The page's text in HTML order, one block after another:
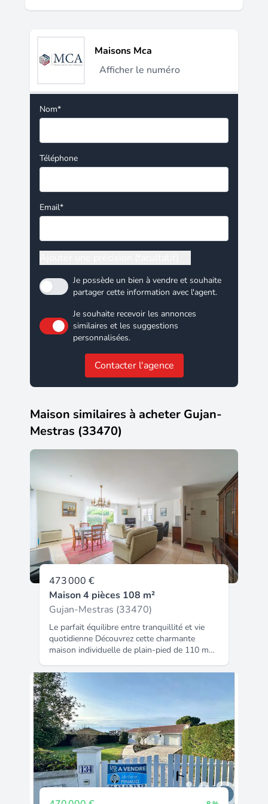
Maisons Mca
Afficher le numéro
Nom*
Téléphone
Email*
Je possède un bien à vendre et souhaite
partager cette information avec l'agent.
Je souhaite recevoir les annonces
similaires et les suggestions
personnalisées.
Contacter l'agence
Maison similaires à acheter Gujan-
Mestras (33470)
473 000 €
Maison 4 pièces 108 m²
Gujan-Mestras (33470)
Le parfait équilibre entre tranquillité et vie
quotidienne Découvrez cette charmante
maison individuelle de plain-pied de 110 m²
quartier très calme et recherché de Gujan-
Mestras. Son grand point fort ? Allier la
sérénité d'un environnement paisible à une
vraie vie de quartier, avec l'accès rapide aux
commerces et à la gare pour faciliter tous
vos déplacements. La pièce de vie : Un séjour
particulièrement lumineux qui invite à la
détente, ouvert sur une cuisine américaine
moderne et conviviale. Le coin nuit : Il se
compose de 3 belles chambres accueillantes
et d'une salle d'eau fonctionnelle. Le côté
pratique : Un cellier attenant à la cuisine,